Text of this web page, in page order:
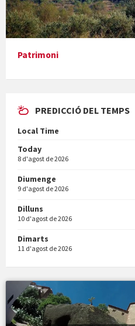
Presentació del llibre
En Bum
Vermuts a la Font. Hit parit
Patrimoni
PREDICCIÓ DEL TEMPS
Local Time
Today
8 d'agost de 2026
Diumenge
9 d'agost de 2026
Dilluns
10 d'agost de 2026
Dimarts
11 d'agost de 2026